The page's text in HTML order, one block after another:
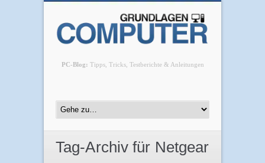
PC-Blog: Tipps, Tricks, Testberichte & Anleitungen
Tag-Archiv für Netgear